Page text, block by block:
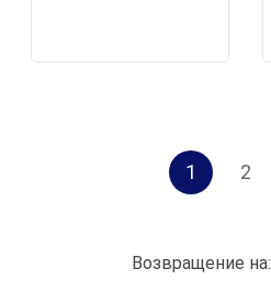
1 2
Возвращение на: